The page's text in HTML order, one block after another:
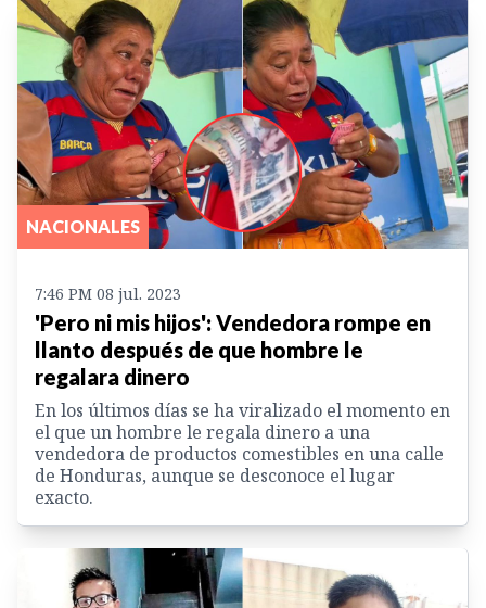
NACIONALES
7:46 PM 08 jul. 2023
'Pero ni mis hijos': Vendedora rompe en
llanto después de que hombre le
regalara dinero
En los últimos días se ha viralizado el momento en
el que un hombre le regala dinero a una
vendedora de productos comestibles en una calle
de Honduras, aunque se desconoce el lugar
exacto.